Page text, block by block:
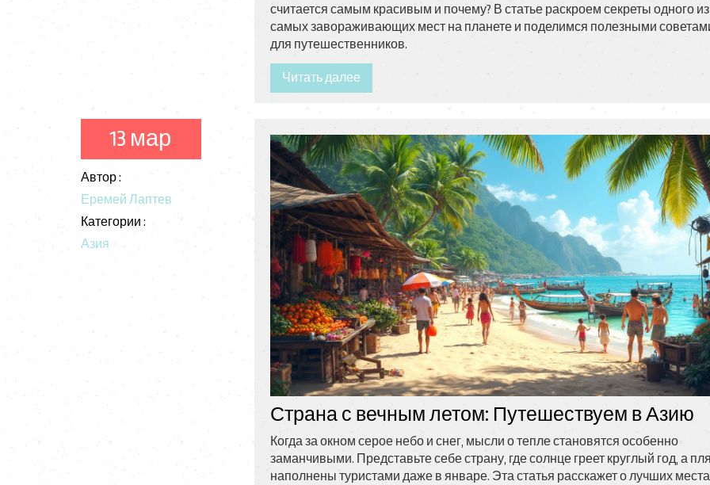
считается самым красивым и почему? В статье раскроем секреты одного из
самых завораживающих мест на планете и поделимся полезными
для путешественников.
Читать далее
13 мар
Автор :
Еремей Лаптев
Категории :
Азия
Страна с вечным летом: Путешествуем в Азию
Когда за окном серое небо и снег, мысли о тепле становятся особенно
заманчивыми. Представьте себе страну, где солнце греет круглый год, а
наполнены туристами даже в январе. Эта статья расскажет о лучших